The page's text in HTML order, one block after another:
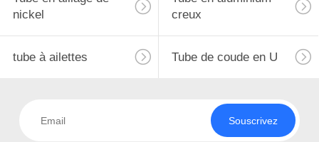
nickel
creux
tube à ailettes Tube de coude en U
Souscrivez